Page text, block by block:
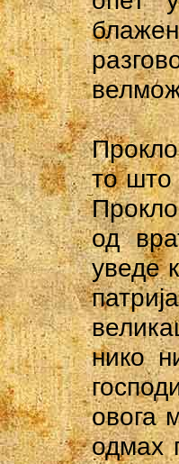
то што
од
уведе
нико
овога
одмах